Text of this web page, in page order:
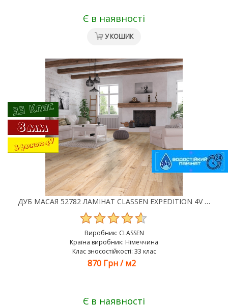
Є в наявності
У КОШИК
ДУБ МАСАЯ 52782 ЛАМІНАТ CLASSEN EXPEDITION 4V WR
Виробник: CLASSEN
Країна виробник: Німеччина
Клас зносостійкості: 33 клас
870 Грн /м2
Є в наявності